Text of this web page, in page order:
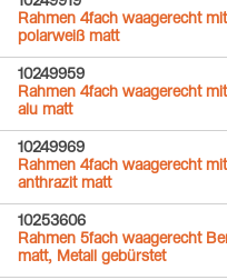
Rahmen 4fach waagerecht
polarweiß matt
10249959
Rahmen 4fach waagerecht
alu matt
10249969
Rahmen 4fach waagerecht
anthrazit matt
10253606
Rahmen 5fach waagerecht
matt, Metall gebürstet